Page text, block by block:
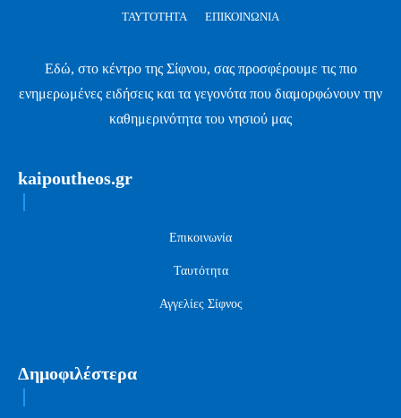
ΤΑΥΤΌΤΗΤΑ ΕΠΙΚΟΙΝΩΝΊΑ
Εδώ, στο κέντρο της Σίφνου, σας προσφέρουμε τις πιο
ενημερωμένες ειδήσεις και τα γεγονότα που διαμορφώνουν την
καθημερινότητα του νησιού μας
kaipoutheos.gr
Επικοινωνία
Ταυτότητα
Αγγελίες Σίφνος
Δημοφιλέστερα